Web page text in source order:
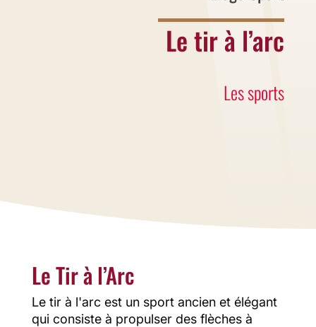
Le tir à l’arc
Les sports
Le Tir à l’Arc
Le tir à l'arc est un sport ancien et élégant
qui consiste à propulser des flèches à